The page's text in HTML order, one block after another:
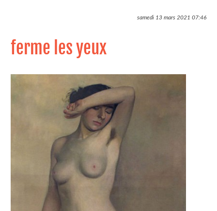
samedi 13 mars 2021 07:46
ferme les yeux